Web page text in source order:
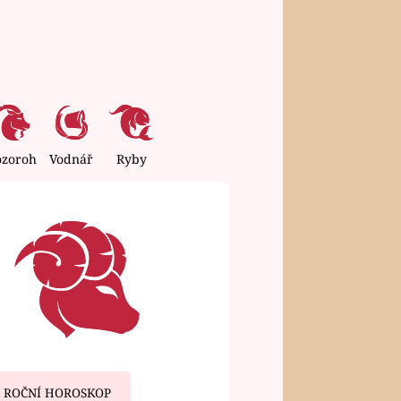
Vodnář Ryby
ROČNÍ HOROSKOP